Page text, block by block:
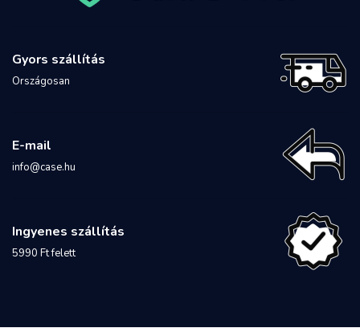
Gyors szállítás
Országosan
E-mail
info@case.hu
Ingyenes szállítás
5990 Ft felett